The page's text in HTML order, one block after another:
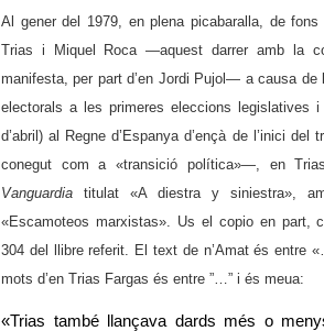
Al gener del 1979, en plena picabaralla, de
Trias i Miquel Roca —aquest darrer amb la
manifesta, per part d’en Jordi Pujol— a causa
electorals a les primeres eleccions legislatives
d’abril) al Regne d’Espanya d’ençà de l’inici
conegut com a «transició política»—, en
Vanguardia titulat «A diestra y siniestra»,
«Escamoteos marxistas». Us el copio en part,
304 del llibre referit. El text de n’Amat és entre
mots d’en Trias Fargas és entre ”…” i és meua:
«Trias també llançava dards més o